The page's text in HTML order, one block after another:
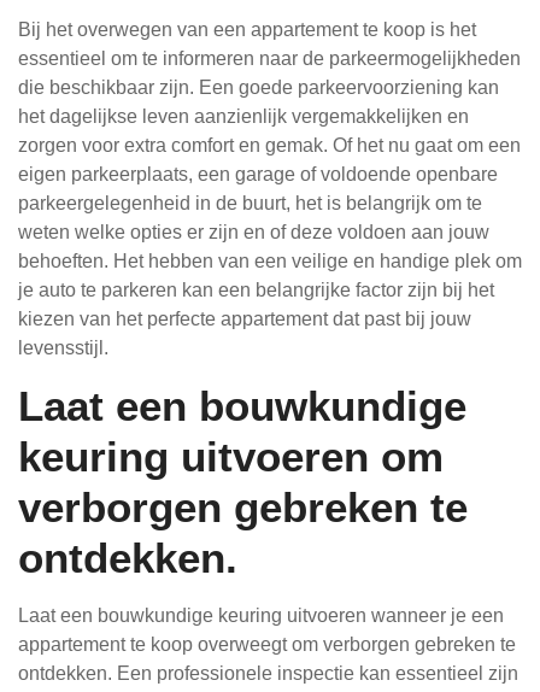
Bij het overwegen van een appartement te koop is het
essentieel om te informeren naar de parkeermogelijkheden
die beschikbaar zijn. Een goede parkeervoorziening kan
het dagelijkse leven aanzienlijk vergemakkelijken en
zorgen voor extra comfort en gemak. Of het nu gaat om een
eigen parkeerplaats, een garage of voldoende openbare
parkeergelegenheid in de buurt, het is belangrijk om te
weten welke opties er zijn en of deze voldoen aan jouw
behoeften. Het hebben van een veilige en handige plek om
je auto te parkeren kan een belangrijke factor zijn bij het
kiezen van het perfecte appartement dat past bij jouw
levensstijl.
Laat een bouwkundige
keuring uitvoeren om
verborgen gebreken te
ontdekken.
Laat een bouwkundige keuring uitvoeren wanneer je een
appartement te koop overweegt om verborgen gebreken te
ontdekken. Een professionele inspectie kan essentieel zijn